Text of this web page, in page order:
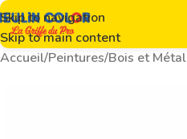
Skip to navigation
Skip to main content
Accueil/Peintures/Bois et Métal